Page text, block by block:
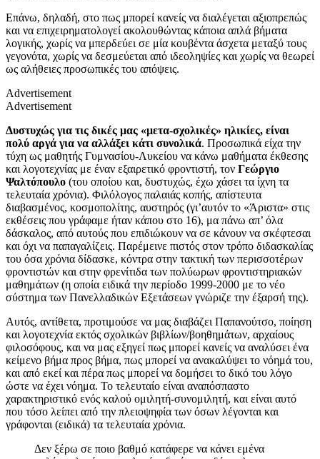
Επάνω, δηλαδή, στο πως μπορεί κανείς να διαλέγεται αξιοπρεπώς
και να επιχειρηματολογεί ακολουθώντας κάποια απλά βήματα
λογικής, χωρίς να μπερδεύει σε μία κουβέντα άσχετα μεταξύ τους
γεγονότα, χωρίς να δεσμεύεται από ιδεοληψίες και χωρίς να θεωρεί
ως αλήθειες προσωπικές του απόψεις.
Advertisement
Advertisement
Δυστυχώς για τις δικές μας «μετα-σχολικές» ηλικίες, είναι
πολύ αργά για να αλλάξει κάτι συνολικά. Προσωπικά είχα την
τύχη ως μαθητής Γυμνασίου-Λυκείου να κάνω μαθήματα έκθεσης
και λογοτεχνίας με έναν εξαιρετικό φροντιστή, τον Γεώργιο
Ψαλτόπουλο (του οποίου και, δυστυχώς, έχω χάσει τα ίχνη τα
τελευταία χρόνια). Φιλόλογος παλαιάς κοπής, απίστευτα
διαβασμένος, κοσμοπολίτης, αυστηρός (γι’αυτόν το «Άριστα» στις
εκθέσεις που γράφαμε ήταν κάπου στο 16), μα πάνω απ’ όλα
δάσκαλος, από αυτούς που επιδιώκουν να σε κάνουν να σκέφτεσαι
και όχι να παπαγαλίζεις. Παρέμεινε πιστός στον τρόπο διδασκαλίας
του όσα χρόνια δίδασκε, κόντρα στην τακτική των περισσοτέρων
φροντιστών και στην φρενίτιδα των πολύωρων φροντιστηριακών
μαθημάτων (η οποία ειδικά την περίοδο 1999-2000 με το νέο
σύστημα των Πανελλαδικών Εξετάσεων γνώριζε την έξαρσή της).
Αυτός, αντίθετα, προτιμούσε να μας διαβάζει Παπανούτσο, ποίηση
και λογοτεχνία εκτός σχολικών βιβλίων/βοηθημάτων, αρχαίους
φιλοσόφους, και να μας εξηγεί πως μπορεί κανείς να αναλύσει ένα
κείμενο βήμα προς βήμα, πως μπορεί να ανακαλύψει το νόημά του,
και από εκεί και πέρα πως μπορεί να δομήσει το δικό του λόγο
ώστε να έχει νόημα. Το τελευταίο είναι αναπόσπαστο
χαρακτηριστικό ενός καλού ομιλητή-συνομιλητή, και είναι αυτό
που τόσο λείπει από την πλειοψηφία των όσων λέγονται και
γράφονται (ειδικά) τα τελευταία χρόνια.
Δεν ξέρω σε ποιο βαθμό κατάφερε να κάνει εμένα